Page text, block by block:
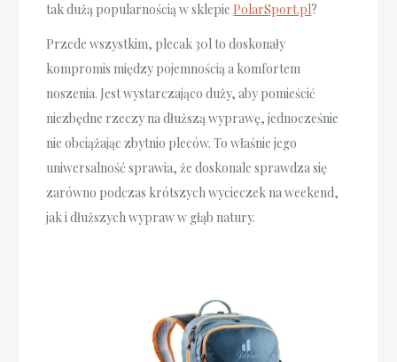
tak dużą popularnością w sklepie PolarSport.pl?
Przede wszystkim, plecak 30l to doskonały
kompromis między pojemnością a komfortem
noszenia. Jest wystarczająco duży, aby pomieścić
niezbędne rzeczy na dłuższą wyprawę, jednocześnie
nie obciążając zbytnio pleców. To właśnie jego
uniwersalność sprawia, że doskonale sprawdza się
zarówno podczas krótszych wycieczek na weekend,
jak i dłuższych wypraw w głąb natury.